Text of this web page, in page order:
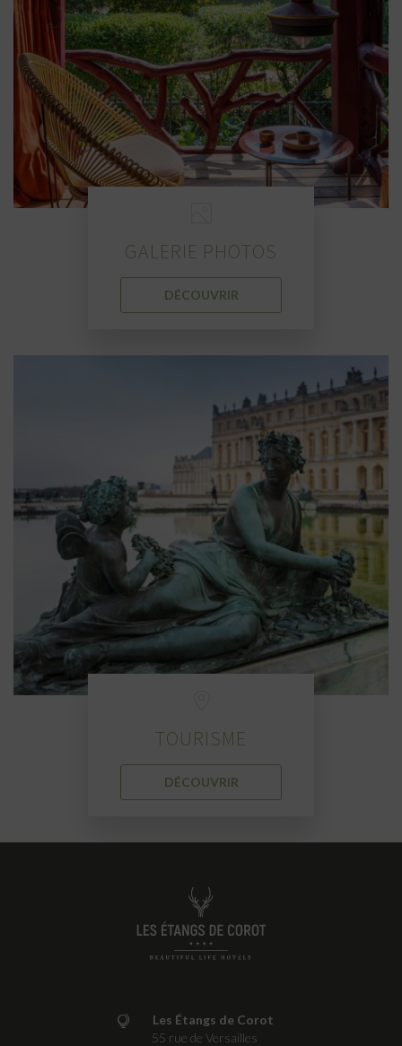
GALERIE PHOTOS
DÉCOUVRIR
TOURISME
DÉCOUVRIR
Les Étangs de Corot
55 rue de Versailles